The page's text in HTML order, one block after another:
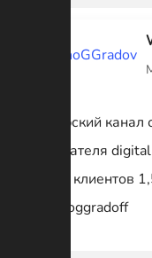
Авторский
основателя
своих клиентов
@winoggradoff